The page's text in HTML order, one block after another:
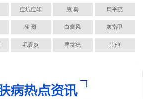
痘坑痘印 腋 臭 扁平疣
雀 斑 白癜风 灰指甲
毛囊炎 寻常疣 其他